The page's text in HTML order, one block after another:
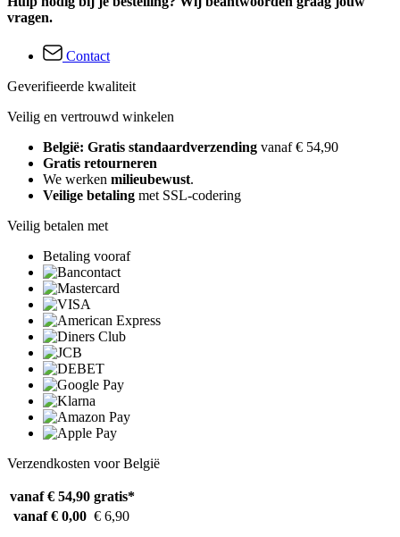
vragen.
Contact
Geverifieerde kwaliteit
Veilig en vertrouwd winkelen
België: Gratis standaardverzending vanaf € 54,90
Gratis retourneren
We werken milieubewust.
Veilige betaling met SSL-codering
Veilig betalen met
Betaling vooraf
Verzendkosten voor België
vanaf € 54,90 gratis*
vanaf € 0,00 € 6,90